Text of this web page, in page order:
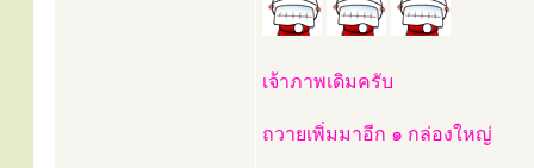
เจ้าภาพเดิมครับ
ถวายเพิ่มมาอีก ๑ กล่องใหญ่